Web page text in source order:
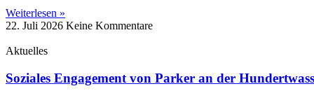
Weiterlesen »
22. Juli 2026 Keine Kommentare
Aktuelles
Soziales Engagement von Parker an der